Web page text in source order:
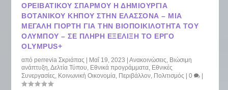
ΟΡΕΙΒΑΤΙΚΟΎ ΣΠΑΡΜΟΎ Η ΔΗΜΙΟΥΡΓΊΑ
ΒΟΤΑΝΙΚΟΎ ΚΉΠΟΥ ΣΤΗΝ ΕΛΑΣΣΌΝΑ – ΜΙΑ
ΜΕΓΆΛΗ ΓΙΟΡΤΉ ΓΙΑ ΤΗΝ ΒΙΟΠΟΙΚΙΛΌΤΗΤΑ ΤΟΥ
ΟΛΎΜΠΟΥ – ΣΕ ΠΛΉΡΗ ΕΞΈΛΙΞΗ ΤΟ ΈΡΓΟ
OLYMPUS+
απόperrevia Σκριάπας | Μαΐ 19, 2023 |Ανακοινώσεις Βιώσιμη
ανάπτυξη ,Δελτία Τύπου Εθνικά προγράμματα Εθνικές
Συνεργασίες Κοινωνική Οικονομία Περιβάλλον Πολιτισμός |0 |